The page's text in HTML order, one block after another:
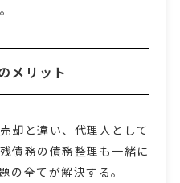
メリット
却と違い、代理人として
債務の債務整理も一緒に
の全てが解決する。